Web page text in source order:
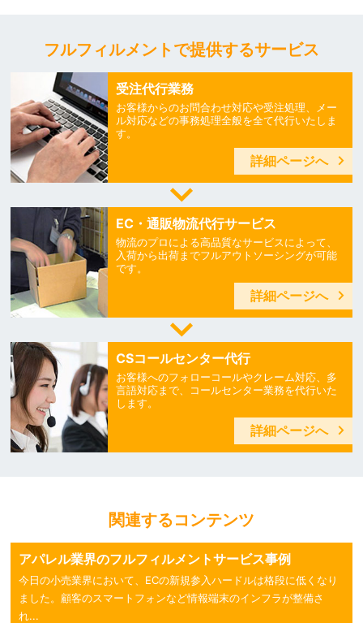
フルフィルメントで提供するサービス
受注代行業務
お客様からのお問合わせ対応や受注処理、メー
ル対応などの事務処理全般を全て代行いたしま
す。
詳細ページへ
EC・通販物流代行サービス
物流のプロによる高品質なサービスによって、
入荷から出荷までフルアウトソーシングが可能
です。
詳細ページへ
CSコールセンター代行
お客様へのフォローコールやクレーム対応、多
言語対応まで、コールセンター業務を代行いた
します。
詳細ページへ
関連するコンテンツ
アパレル業界のフルフィルメントサービス事例
今日の小売業界において、ECの新規参入ハードルは格段に低くなり
ました。顧客のスマートフォンなど情報端末のインフラが整備さ
れ...